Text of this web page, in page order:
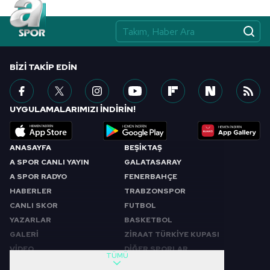
ANASAYFA
A SPOR CANLI YAYIN
A SPOR RADYO
HABERLER
CANLI SKOR
YAZARLAR
GALERİ
VİDEO
BEŞİKTAŞ
GALATASARAY
FENERBAHÇE
TRABZONSPOR
FUTBOL
BASKETBOL
ZİRAAT TÜRKİYE KUPASI
DİĞER SPORLAR
TÜMÜ
BIZI TAKIP EDIN
UYGULAMALARIMIZI İNDİRİN!